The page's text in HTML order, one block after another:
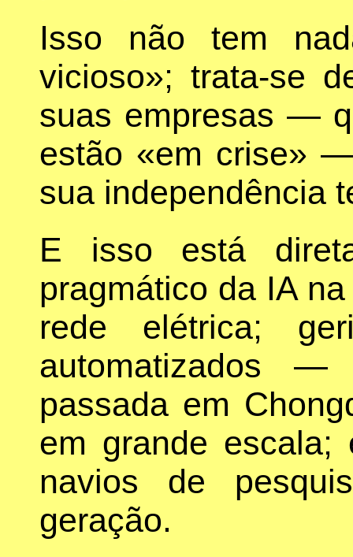
Isso não tem
vicioso»; trata-se
suas empresas —
estão «em crise»
sua independência
E isso está
pragmático da IA
rede elétrica;
automatizados
passada em
em grande
navios de
geração.